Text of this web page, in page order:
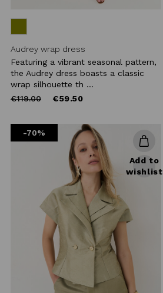
Audrey wrap dress
Featuring a vibrant seasonal pattern,
the Audrey dress boasts a classic
wrap silhouette th ...
Price
€119.00to €59.50
-70%
Add to
wishlist